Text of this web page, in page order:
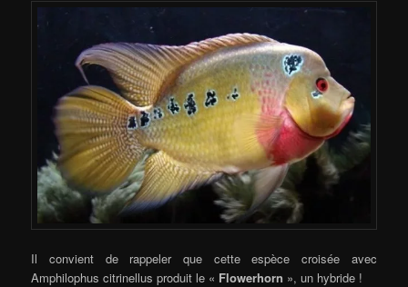
Il convient de rappeler que cette espèce croisée avec
Amphilophus citrinellus produit le « Flowerhorn », un hybride !